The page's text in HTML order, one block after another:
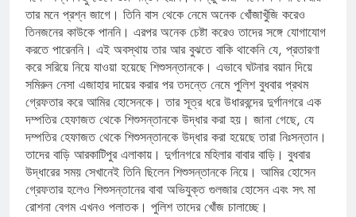
তার মনে প্রশ্ন জাগে। তিনি বাস থেকে নেমে অনেক খোঁজাখুঁজি করেও
তিনজনের কাউকে পাননি। এরপর অনেক চেষ্টা করেও তাদের সঙ্গে যোগাযোগ
করতে পারেননি। এই অবস্থায় তার আর বুঝতে বাকি থাকেনি যে, প্রতারণা
করে সরিয়ে নিয়ে যাওয়া হয়েছে শিশুসন্তানকে। এভাবে ঘটনার বয়ান দিয়ে
সমিরুন নেসা এজাহার দায়ের করার পর তদন্তে নেমে পুলিশ বুধবার প্রথম
গ্রেফতার করে আমির হোসেনকে। তার সূত্র ধরে উধারবন্দের দুর্গানগরে এক
দম্পতির হেফাজত থেকে শিশুসন্তানকে উদ্ধার করা হয়। জানা গেছে, যে
দম্পতির হেফাজত থেকে শিশুসন্তানকে উদ্ধার করা হয়েছে তারা নিঃসন্তান।
তাদের বাড়ি আরকাটিপুর এলাকায়। দুর্গানগরে মহিলার বাবার বাড়ি। বুধবার
উদ্ধারের সময় সেখানেই তিনি ছিলেন শিশুসন্তানকে নিয়ে। আমির হোসেন
গ্রেফতার হলেও শিশুসন্তানের বাবা অভিযুক্ত গুলজার হোসেন এবং সৎ মা
রোশনা বেগম এখনও পলাতক। পুলিশ তাদের খোঁজ চালাচ্ছে।